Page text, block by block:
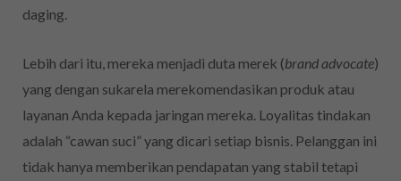
daging.
Lebih dari itu, mereka menjadi duta merek (brand advocate)
yang dengan sukarela merekomendasikan produk atau
layanan Anda kepada jaringan mereka. Loyalitas tindakan
adalah “cawan suci” yang dicari setiap bisnis. Pelanggan ini
tidak hanya memberikan pendapatan yang stabil tetapi